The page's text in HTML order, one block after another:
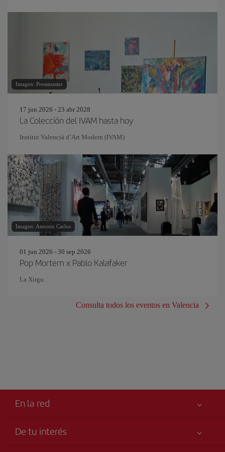
Imagen: Pressmaster
17 jun 2026 - 23 abr 2028
La Colección del IVAM hasta hoy
Institut Valencià d’Art Modern (IVAM)
Imagen: Antonio Carlos
01 jun 2026 - 30 sep 2026
Pop Mortem x Pablo Kalafaker
La Xirgu.
Consulta todos los eventos en Valencia
En la red
De tu interés